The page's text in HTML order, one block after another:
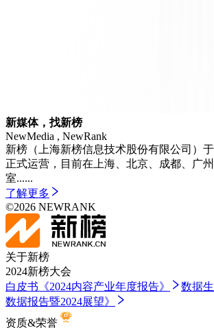
新媒体，找新榜
NewMedia , NewRank
新榜（上海新榜信息技术股份有限公司）
正式运营，目前在上海、北京、成都、广
室......
了解更多
©2026 NEWRANK
关于新榜
2024新榜大会
白皮书 《2024内容产业年度报告》 数据
数据报告暨2024展望》
资质&荣誉